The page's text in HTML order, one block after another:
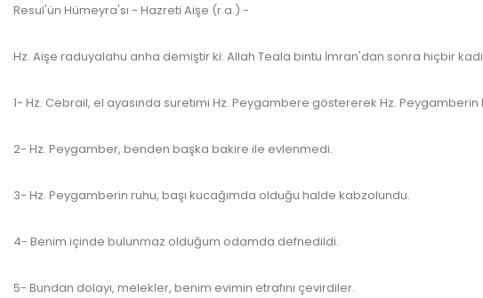
Resul'ün Hümeyra'sı - Hazreti Aişe (r.a.) -
Hz. Aişe raduyalahu anha demiştir ki: Allah Teala bintu İmran'dan sonra hiçbir
1- Hz. Cebrail, el ayasında suretimi Hz. Peygambere göstererek Hz. Peygamberin
2- Hz. Peygamber, benden başka bakire ile evlenmedi.
3- Hz. Peygamberin ruhu, başı kucağımda olduğu halde kabzolundu.
4- Benim içinde bulunmaz olduğum odamda defnedildi.
5- Bundan dolayı, melekler, benim evimin etrafını çevirdiler.